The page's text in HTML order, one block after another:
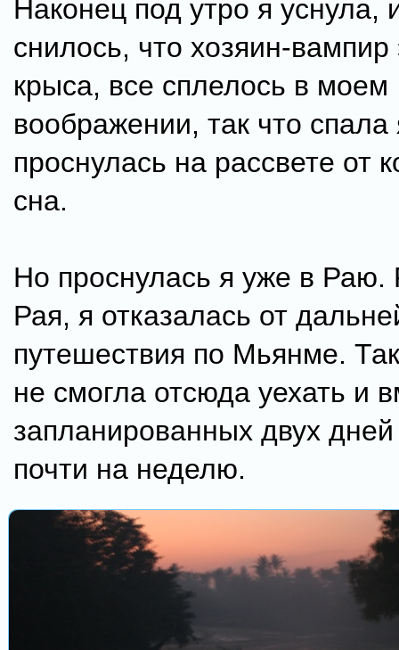
Наконец под утро я уснула,
снилось, что хозяин-вампир
крыса, все сплелось в моем
воображении, так что спала
проснулась на рассвете от
сна.
Но проснулась я уже в Раю.
Рая, я отказалась от
путешествия по Мьянме.
не смогла отсюда уехать и
запланированных двух
почти на неделю.